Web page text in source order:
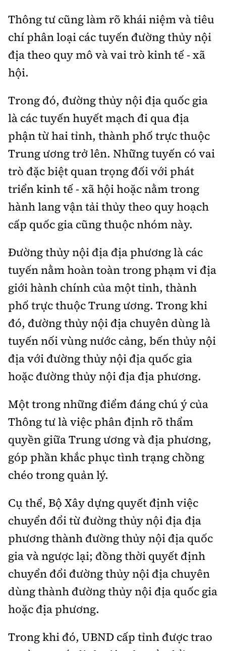
Hotline:
0901 514 799
Quảng cáo và Phát hành:
0915 057 282
Email:bandoc@baoxaydung.vn
Cấm sao chép dưới mọi hình thức nếu không có sự
Thông tin tòa
Thông tư cũng làm rõ khái niệm và tiêu
chí phân loại các tuyến đường thủy nội
địa theo quy mô và vai trò kinh tế - xã
hội.
Trong đó, đường thủy nội địa quốc gia
là các tuyến huyết mạch đi qua địa
phận từ hai tỉnh, thành phố trực thuộc
Trung ương trở lên. Những tuyến có vai
trò đặc biệt quan trọng đối với phát
triển kinh tế - xã hội hoặc nằm trong
hành lang vận tải thủy theo quy hoạch
cấp quốc gia cũng thuộc nhóm này.
Đường thủy nội địa địa phương là các
tuyến nằm hoàn toàn trong phạm vi địa
giới hành chính của một tỉnh, thành
phố trực thuộc Trung ương. Trong khi
đó, đường thủy nội địa chuyên dùng là
tuyến nối vùng nước cảng, bến thủy nội
địa với đường thủy nội địa quốc gia
hoặc đường thủy nội địa địa phương.
Một trong những điểm đáng chú ý của
Thông tư là việc phân định rõ thẩm
quyền giữa Trung ương và địa phương,
góp phần khắc phục tình trạng chồng
chéo trong quản lý.
Cụ thể, Bộ Xây dựng quyết định việc
chuyển đổi từ đường thủy nội địa địa
phương thành đường thủy nội địa quốc
gia và ngược lại; đồng thời quyết định
chuyển đổi đường thủy nội địa chuyên
dùng thành đường thủy nội địa quốc gia
hoặc địa phương.
Trong khi đó, UBND cấp tỉnh được trao